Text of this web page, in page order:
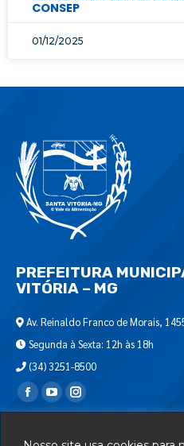
CONSEP
01/12/2025
PREFEITURA
VITÓRIA – MG
Av. Reinaldo Franco de Morais,
Segunda à Sexta: 12h às 18h
(34) 3251-8500
Encontre-nos em: